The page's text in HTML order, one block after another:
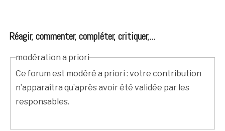
Réagir, commenter, compléter, critiquer,...
modération a priori
Ce forum est modéré a priori : votre contribution
n’apparaîtra qu’après avoir été validée par les
responsables.